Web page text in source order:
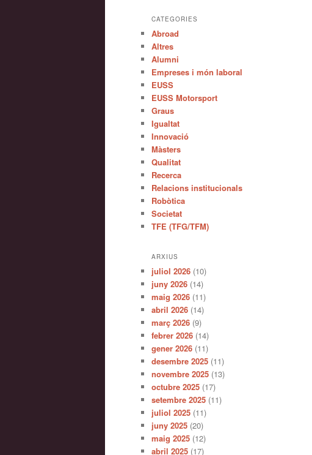
CATEGORIES
Abroad
Altres
Alumni
Empreses i món laboral
EUSS
EUSS Motorsport
Graus
Igualtat
Innovació
Màsters
Qualitat
Recerca
Relacions institucionals
Robòtica
Societat
TFE (TFG/TFM)
ARXIUS
juliol 2026 (10)
juny 2026 (14)
maig 2026 (11)
abril 2026 (14)
març 2026 (9)
febrer 2026 (14)
gener 2026 (11)
desembre 2025 (11)
novembre 2025 (13)
octubre 2025 (17)
setembre 2025 (11)
juliol 2025 (11)
juny 2025 (20)
maig 2025 (12)
abril 2025 (17)